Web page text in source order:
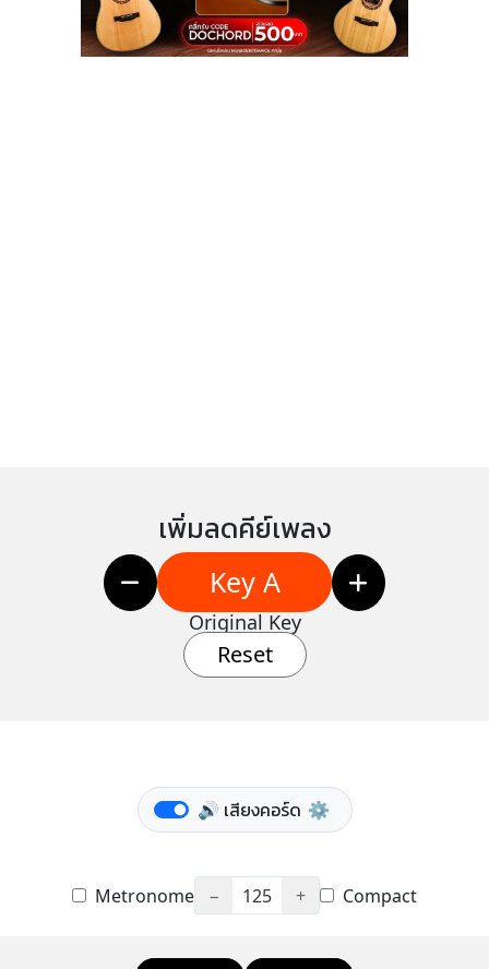
เพิ่มลดคีย์เพลง
Key A
Original Key
Reset
🔊 เสียงคอร์ด ⚙️
Metronome − 125 + Compact